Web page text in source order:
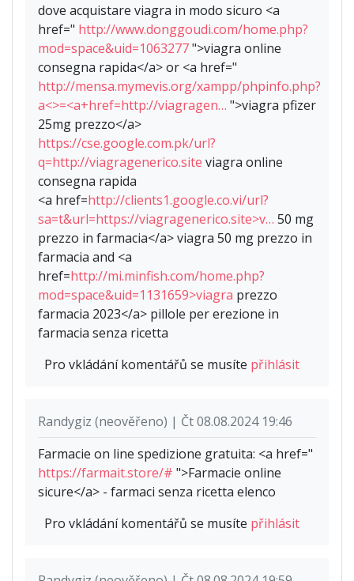
dove acquistare viagra in modo sicuro <a
href=" http://www.donggoudi.com/home.php?
mod=space&uid=1063277">viagra online
consegna rapida</a> or <a href="
http://mensa.mymevis.org/xampp/phpinfo.php?
a<>=<a+href=http://viagragen… ">viagra pfizer
25mg prezzo</a>
https://cse.google.com.pk/url?
q=http://viagragenerico.site viagra online
consegna rapida
<a href=http://clients1.google.co.vi/url?
sa=t&url=https://viagragenerico.site>v… 50 mg
prezzo in farmacia</a> viagra 50 mg prezzo in
farmacia and <a
href=http://mi.minfish.com/home.php?
mod=space&uid=1131659>viagra prezzo
farmacia 2023</a> pillole per erezione in
farmacia senza ricetta
Pro vkládání komentářů se musíte přihlásit
Randygiz (neověřeno) | Čt 08.08.2024 19:46
Farmacie on line spedizione gratuita: <a href="
https://farmait.store/# ">Farmacie online
sicure</a> - farmaci senza ricetta elenco
Pro vkládání komentářů se musíte přihlásit